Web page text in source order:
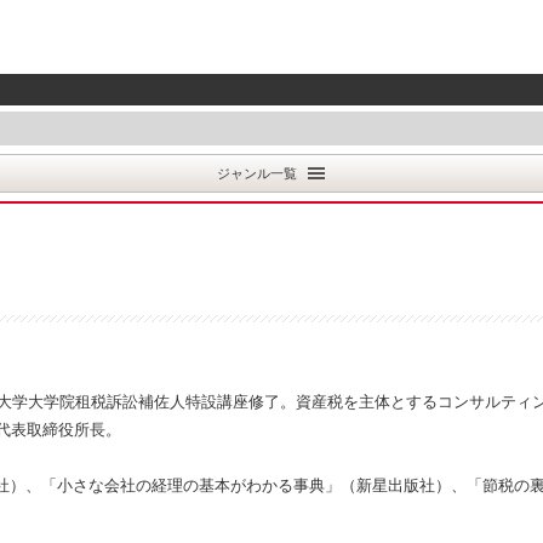
ジャンル一覧
大学院租税訴訟補佐人特設講座修了。資産税を主体とするコンサルテ
取締役所長。
、「小さな会社の経理の基本がわかる事典」（新星出版社）、「節税